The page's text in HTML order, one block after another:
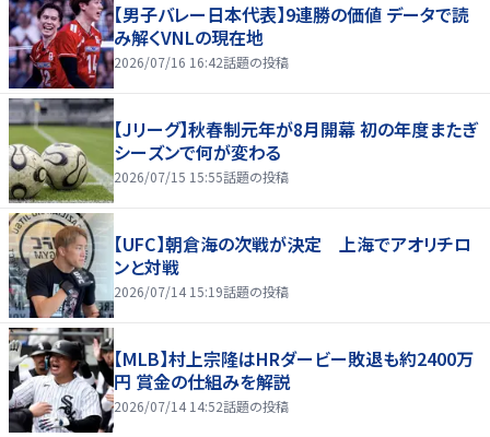
【男子バレー日本代表】9連勝の価値 データで読
み解くVNLの現在地
2026/07/16 16:42話題の投稿
【Jリーグ】秋春制元年が8月開幕 初の年度またぎ
シーズンで何が変わる
2026/07/15 15:55話題の投稿
【UFC】朝倉海の次戦が決定 上海でアオリチロ
ンと対戦
2026/07/14 15:19話題の投稿
【MLB】村上宗隆はHRダービー敗退も約2400万
円 賞金の仕組みを解説
2026/07/14 14:52話題の投稿